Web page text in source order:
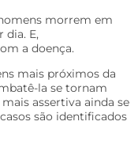
morrem em
dia. E,
a doença.
mais próximos da
la se tornam
assertiva ainda se
são identificados